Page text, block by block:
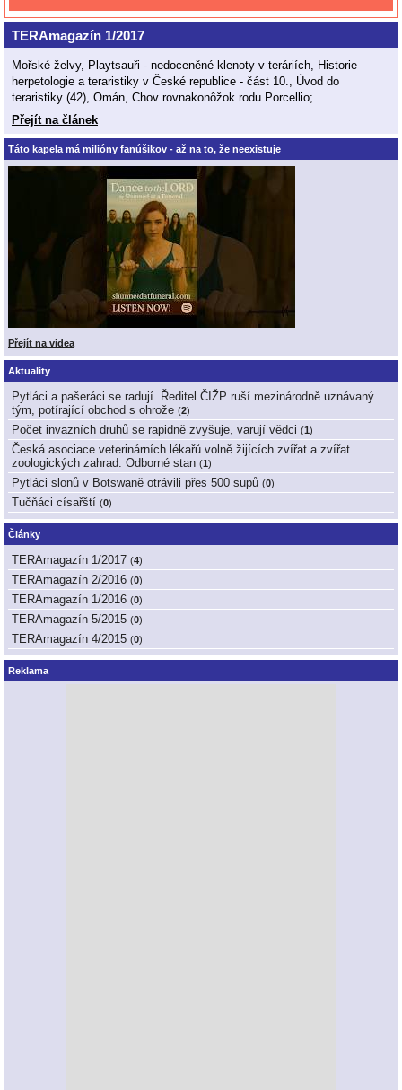
TERAmagazín 1/2017
Mořské želvy, Playtsauři - nedoceněné klenoty v teráriích, Historie
herpetologie a teraristiky v České republice - část 10., Úvod do
teraristiky (42), Omán, Chov rovnakonôžok rodu Porcellio;
Přejít na článek
Táto kapela má milióny fanúšikov - až na to, že neexistuje
Přejít na videa
Aktuality
Pytláci a pašeráci se radují. Ředitel ČIŽP ruší mezinárodně uznávaný
tým, potírající obchod s ohrože (2)
Počet invazních druhů se rapidně zvyšuje, varují vědci (1)
Česká asociace veterinárních lékařů volně žijících zvířat a zvířat
zoologických zahrad: Odborné stan (1)
Pytláci slonů v Botswaně otrávili přes 500 supů (0)
Tučňáci císařští (0)
Články
TERAmagazín 1/2017 (4)
TERAmagazín 2/2016 (0)
TERAmagazín 1/2016 (0)
TERAmagazín 5/2015 (0)
TERAmagazín 4/2015 (0)
Reklama